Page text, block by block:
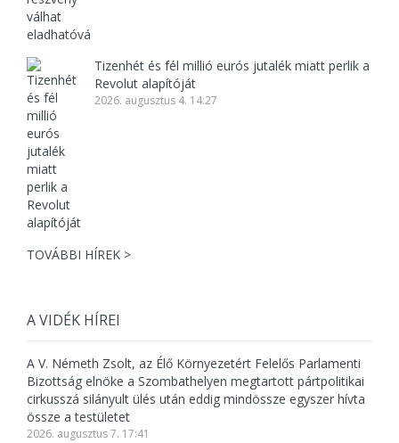
Tizenhét és fél millió eurós jutalék miatt perlik a
Revolut alapítóját
2026. augusztus 4. 14:27
TOVÁBBI HÍREK >
A VIDÉK HÍREI
A V. Németh Zsolt, az Élő Környezetért Felelős Parlamenti
Bizottság elnöke a Szombathelyen megtartott pártpolitikai
cirkusszá silányult ülés után eddig mindössze egyszer hívta
össze a testületet
2026. augusztus 7. 17:41